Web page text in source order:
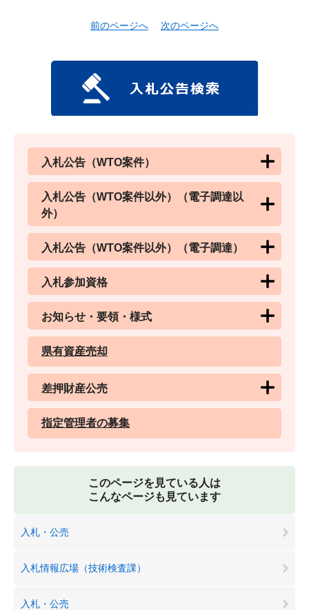
前のページへ 次のページへ
入札公告（WTO案件）
入札公告（WTO案件以外）（電子調達以
外）
入札公告（WTO案件以外）（電子調達）
入札参加資格
お知らせ・要領・様式
県有資産売却
差押財産公売
指定管理者の募集
このページを見ている人は
こんなページも見ています
入札・公売
入札情報広場（技術検査課）
入札・公売